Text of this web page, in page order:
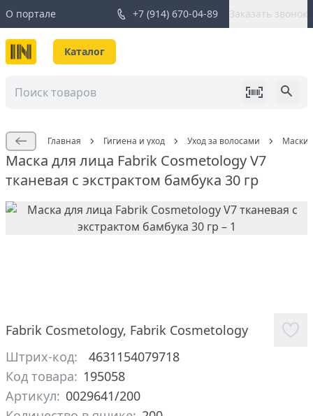
О портале +7 (914) 670-04-89 Заказать звонок
Каталог
Главная Гигиена и уход Уход за волосами Маски
Маска для лица Fabrik Cosmetology V7
тканевая с экстрактом бамбука 30 гр
Fabrik Cosmetology, Fabrik Cosmetology
Штрих-код:
4631154079718
Код товара: 195058
Артикул: 0029641/200